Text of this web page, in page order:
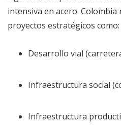
intensiva en acero.
proyectos estratégicos como:
Desarrollo vial
Infraestructura social
Infraestructura